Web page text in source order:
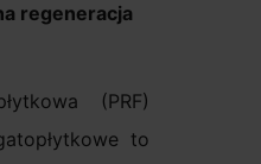
regeneracja
(PRF)
to